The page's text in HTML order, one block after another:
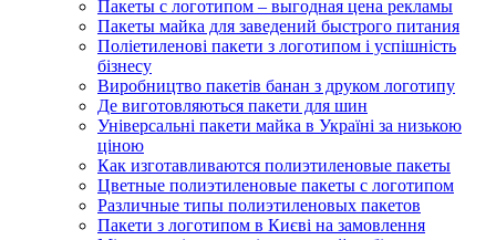
Пакеты с логотипом – выгодная цена рекламы
Пакеты майка для заведений быстрого питания
Поліетиленові пакети з логотипом і успішність
бізнесу
Виробництво пакетів банан з друком логотипу
Де виготовляються пакети для шин
Універсальні пакети майка в Україні за низькою
ціною
Как изготавливаются полиэтиленовые пакеты
Цветные полиэтиленовые пакеты с логотипом
Различные типы полиэтиленовых пакетов
Пакети з логотипом в Києві на замовлення